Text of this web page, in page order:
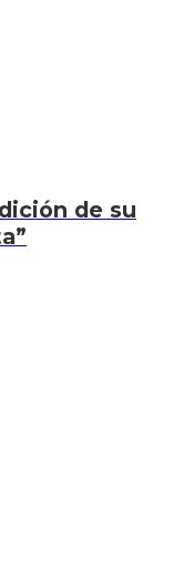
de su